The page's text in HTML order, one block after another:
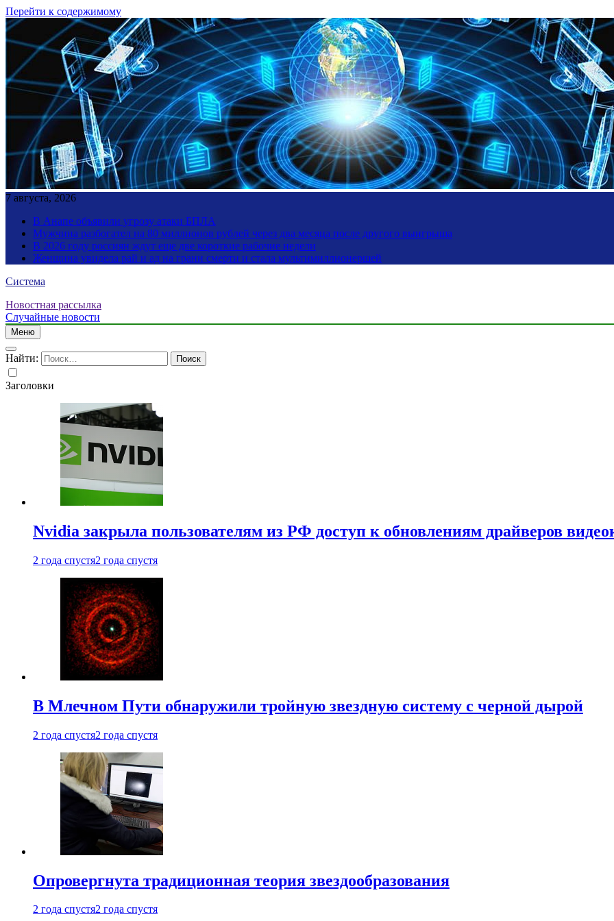
Перейти к содержимому
7 августа, 2026
В Анапе объявили угрозу атаки БПЛА
Мужчина разбогател на 80 миллионов рублей через два месяца после другого выигрыша
В 2026 году россиян ждут еще две короткие рабочие недели
Женщина увидела рай и ад на грани смерти и стала мультимиллионершей
Система
Новостная рассылка
Случайные новости
Меню
Найти:
Заголовки
Nvidia закрыла пользователям из РФ доступ к обновлениям драйверов
2 года спустя2 года спустя
В Млечном Пути обнаружили тройную звездную систему с черной дырой
2 года спустя2 года спустя
Опровергнута традиционная теория звездообразования
2 года спустя2 года спустя